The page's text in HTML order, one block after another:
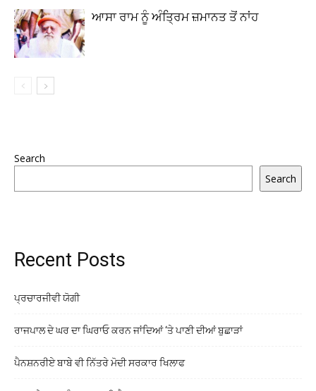
ਆਸਾ ਰਾਮ ਨੂੰ ਅੰਤ੍ਰਿਮ ਜ਼ਮਾਨਤ ਤੋਂ ਨਾਂਹ
Search
Search
Recent Posts
ਪ੍ਰਚਾਰਜੀਵੀ ਯੋਗੀ
ਰਾਜਪਾਲ ਦੇ ਘਰ ਦਾ ਘਿਰਾਓ ਕਰਨ ਜਾਂਦਿਆਂ ‘ਤੇ ਪਾਣੀ ਦੀਆਂ ਬੁਛਾੜਾਂ
ਪੈਨਸ਼ਨਰੀਏ ਬਾਬੇ ਵੀ ਨਿੱਤਰੇ ਮੋਦੀ ਸਰਕਾਰ ਖਿਲਾਫ